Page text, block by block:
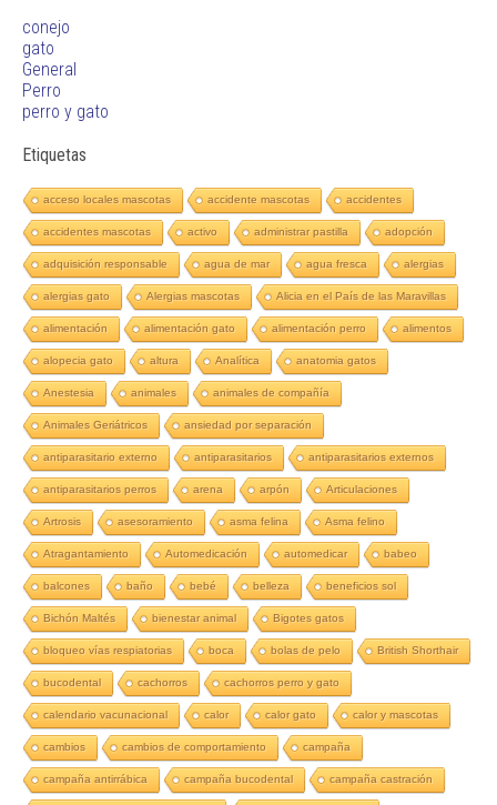
conejo
gato
General
Perro
perro y gato
Etiquetas
acceso locales mascotas accidente mascotas accidentes
accidentes mascotas activo administrar pastilla adopción
adquisición responsable agua de mar agua fresca alergias
alergias gato Alergias mascotas Alicia en el País de las Maravillas
alimentación alimentación gato alimentación perro alimentos
alopecia gato altura Analítica anatomia gatos
Anestesia animales animales de compañía
Animales Geriátricos ansiedad por separación
antiparasitario externo antiparasitarios antiparasitarios externos
antiparasitarios perros arena arpón Articulaciones
Artrosis asesoramiento asma felina Asma felino
Atragantamiento Automedicación automedicar babeo
balcones baño bebé belleza beneficios sol
Bichón Maltés bienestar animal Bigotes gatos
bloqueo vías respiatorias boca bolas de pelo British Shorthair
bucodental cachorros cachorros perro y gato
calendario vacunacional calor calor gato calor y mascotas
cambios cambios de comportamiento campaña
campaña antirrábica campaña bucodental campaña castración